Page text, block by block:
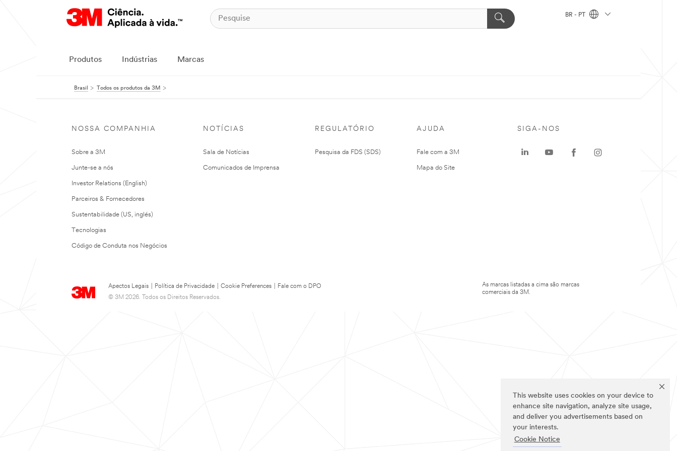
This website uses cookies on your device to
enhance site navigation, analyze site usage,
and deliver you advertisements based on
your interests.
Cookie Notice
BR - PT
Produtos Indústrias Marcas
Brasil Todos os produtos da 3M
NOSSA COMPANHIA
Sobre a 3M
Junte-se a nós
Investor Relations (English)
Parceiros & Fornecedores
Sustentabilidade (US, inglés)
Tecnologias
Código de Conduta nos Negócios
NOTÍCIAS
Sala de Notícias
Comunicados de Imprensa
REGULATÓRIO
Pesquisa da FDS (SDS)
AJUDA
Fale com a 3M
Mapa do Site
Apectos Legais Política de Privacidade Cookie Preferences
Fale com o DPO
© 3M 2026. Todos os Direitos Reservados.
SIGA-NOS
As marcas listadas a cima são marcas
comerciais da 3M.